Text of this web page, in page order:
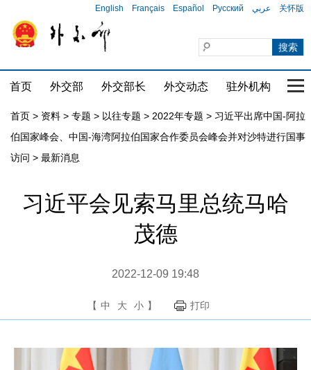
English Français Español Русский عربي 关怀版
首页 外交部 外交部长 外交动态 驻外机构 国
首页 > 资料 > 专题 > 以往专题 > 2022年专题 > 习近平出席中国-阿拉
伯国家峰会、中国-海湾阿拉伯国家合作委员会峰会并对沙特进行国事
访问 > 最新消息
习近平会见索马里总统马哈
茂德
2022-12-09 19:48
【 中 大 小 】 打印